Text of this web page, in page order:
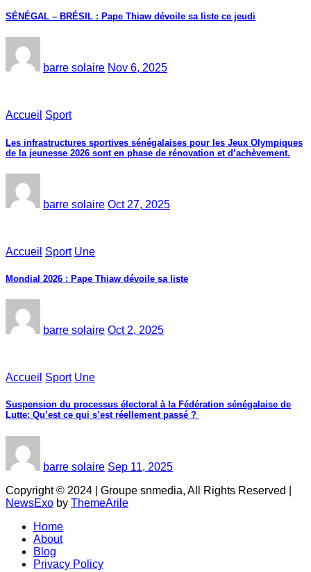
SÉNÉGAL – BRÉSIL : Pape Thiaw dévoile sa liste ce jeudi
barre solaire Nov 6, 2025
Accueil Sport
Les infrastructures sportives sénégalaises pour les Jeux Olympiques
de la jeunesse 2026 sont en phase de rénovation et d’achèvement.
barre solaire Oct 27, 2025
Accueil Sport Une
Mondial 2026 : Pape Thiaw dévoile sa liste
barre solaire Oct 2, 2025
Accueil Sport Une
‎Suspension du processus électoral à la Fédération sénégalaise de
Lutte: Qu’est ce qui s’est réellement passé ? ‎‎
barre solaire Sep 11, 2025
Copyright © 2024 | Groupe snmedia, All Rights Reserved
NewsExo by ThemeArile
Home
About
Blog
Privacy Policy